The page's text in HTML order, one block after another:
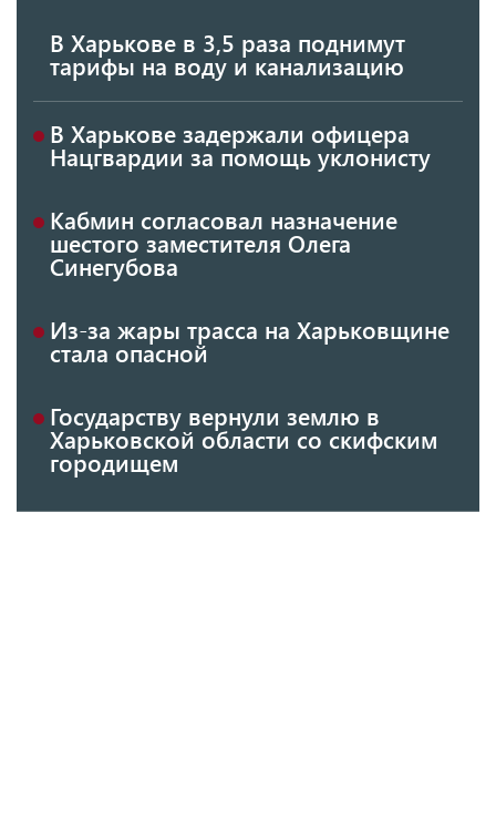
В Харькове в 3,5 раза поднимут
тарифы на воду и канализацию
В Харькове задержали офицера
Нацгвардии за помощь уклонисту
Кабмин согласовал назначение
шестого заместителя Олега
Синегубова
Из-за жары трасса на Харьковщине
стала опасной
Государству вернули землю в
Харьковской области со скифским
городищем